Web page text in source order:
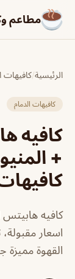
مطاعم
الرئيسية/كافيهات
كافيهات الدمام
كافيه
+
اسعار
القهوة مميزة